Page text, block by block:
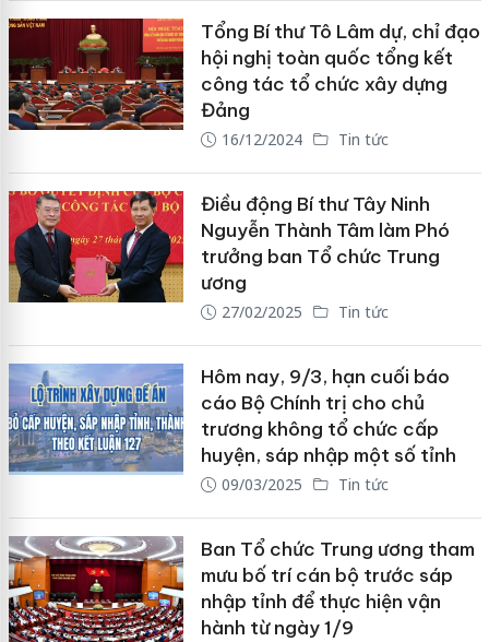
Tổng Bí thư Tô Lâm dự, chỉ đạo
hội nghị toàn quốc tổng kết
công tác tổ chức xây dựng
Đảng
16/12/2024 Tin tức
Điều động Bí thư Tây Ninh
Nguyễn Thành Tâm làm Phó
trưởng ban Tổ chức Trung
ương
27/02/2025 Tin tức
Hôm nay, 9/3, hạn cuối báo
cáo Bộ Chính trị cho chủ
trương không tổ chức cấp
huyện, sáp nhập một số tỉnh
09/03/2025 Tin tức
Ban Tổ chức Trung ương tham
mưu bố trí cán bộ trước sáp
nhập tỉnh để thực hiện vận
hành từ ngày 1/9